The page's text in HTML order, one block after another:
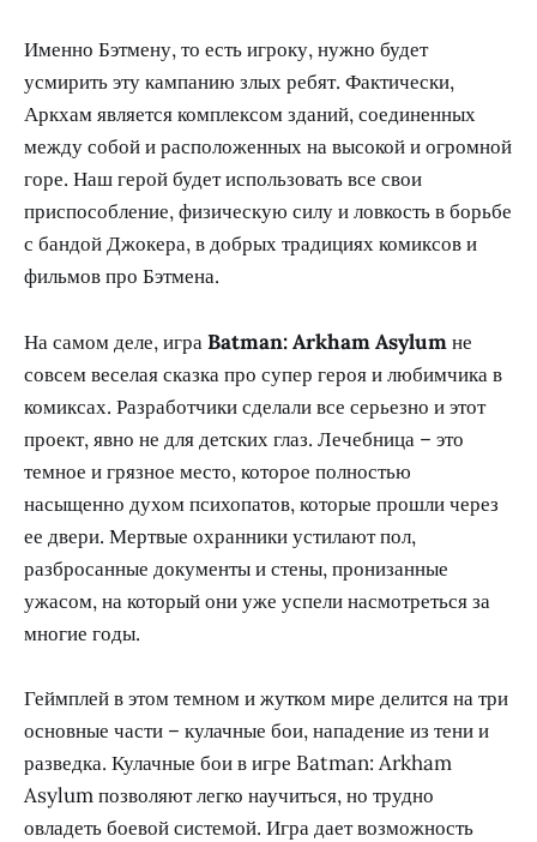
Именно Бэтмену, то есть игроку, нужно будет
усмирить эту кампанию злых ребят. Фактически,
Аркхам является комплексом зданий, соединенных
между собой и расположенных на высокой и огромной
горе. Наш герой будет использовать все свои
приспособление, физическую силу и ловкость в борьбе
с бандой Джокера, в добрых традициях комиксов и
фильмов про Бэтмена.
На самом деле, играBatman: Arkham Asylumне
совсем веселая сказка про супер героя и любимчика в
комиксах. Разработчики сделали все серьезно и этот
проект, явно не для детских глаз. Лечебница – это
темное и грязное место, которое полностью
насыщенно духом психопатов, которые прошли через
ее двери. Мертвые охранники устилают пол,
разбросанные документы и стены, пронизанные
ужасом, на который они уже успели насмотреться за
многие годы.
Геймплей в этом темном и жутком мире делится на три
основные части – кулачные бои, нападение из тени и
разведка. Кулачные бои в игре Batman: Arkham
Asylum позволяют легко научиться, но трудно
овладеть боевой системой. Игра дает возможность